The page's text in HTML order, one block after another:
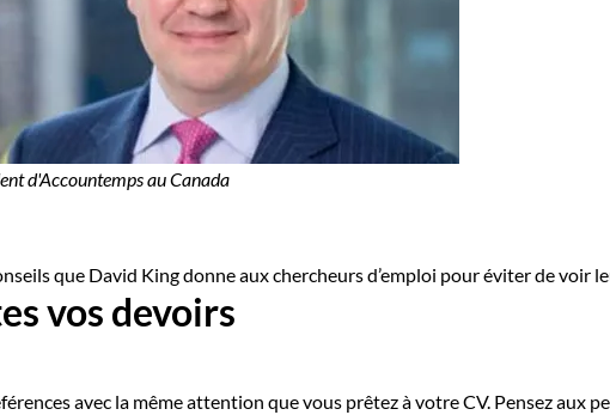
d'Accountemps au Canada
que David King donne aux chercheurs d’emploi pour éviter de voir
vos devoirs
avec la même attention que vous prêtez à votre CV. Pensez